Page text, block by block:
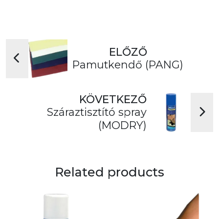
ELŐZŐ
Pamutkendő (PANG)
KÖVETKEZŐ
Száraztisztító spray
(MODRY)
Related products